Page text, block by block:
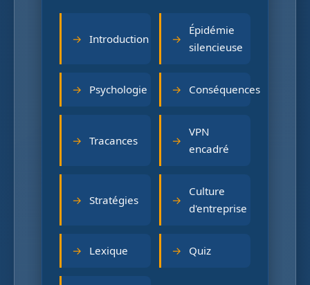
Introduction
Épidémie
silencieuse
Psychologie Conséquences
Tracances
VPN
encadré
Stratégies
Culture
d'entreprise
Lexique Quiz